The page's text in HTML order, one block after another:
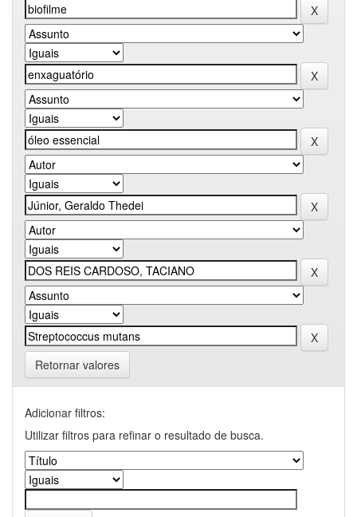
Retornar valores
Adicionar filtros:
Utilizar filtros para refinar o resultado de busca.